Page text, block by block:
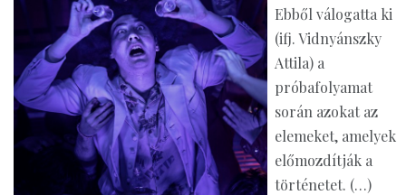
Ebből válogatta ki
(ifj. Vidnyánszky
Attila) a
próbafolyamat
során azokat az
elemeket, amelyek
előmozdítják a
történetet. (…)